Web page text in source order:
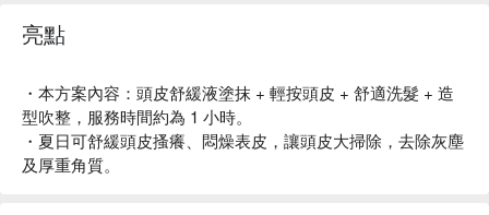
亮點
・本方案內容：頭皮舒緩液塗抹 + 輕按頭皮 + 舒適洗髮 + 造
型吹整，服務時間約為 1 小時。
・夏日可舒緩頭皮搔癢、悶燥表皮，讓頭皮大掃除，去除灰塵
及厚重角質。